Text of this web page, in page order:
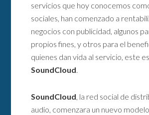
servicios que hoy conocemos
sociales, han comenzado a
negocios con publicidad, algunos
propios fines, y otros para el
quienes dan vida al servicio, este
SoundCloud.
SoundCloud, la red social de
audio, comenzara un nuevo